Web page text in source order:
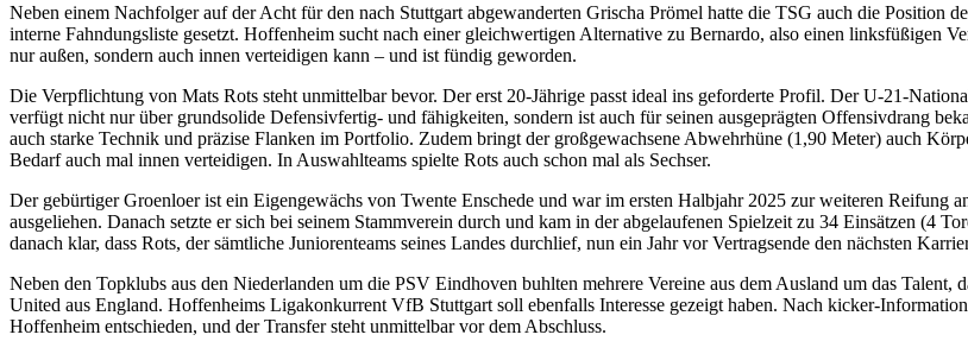
Neben einem Nachfolger auf der Acht für den nach Stuttgart abgewanderten Grischa Prömel hatte die TSG auch die Position
interne Fahndungsliste gesetzt. Hoffenheim sucht nach einer gleichwertigen Alternative zu Bernardo, also einen linksfüßigen
nur außen, sondern auch innen verteidigen kann – und ist fündig geworden.
Die Verpflichtung von Mats Rots steht unmittelbar bevor. Der erst 20-Jährige passt ideal ins geforderte Profil. Der U-21-
verfügt nicht nur über grundsolide Defensivfertig- und fähigkeiten, sondern ist auch für seinen ausgeprägten Offensivdrang
auch starke Technik und präzise Flanken im Portfolio. Zudem bringt der großgewachsene Abwehrhüne (1,90 Meter) auch
Bedarf auch mal innen verteidigen. In Auswahlteams spielte Rots auch schon mal als Sechser.
Der gebürtiger Groenloer ist ein Eigengewächs von Twente Enschede und war im ersten Halbjahr 2025 zur weiteren Reifung
ausgeliehen. Danach setzte er sich bei seinem Stammverein durch und kam in der abgelaufenen Spielzeit zu 34 Einsätzen (4
danach klar, dass Rots, der sämtliche Juniorenteams seines Landes durchlief, nun ein Jahr vor Vertragsende den nächsten
Neben den Topklubs aus den Niederlanden um die PSV Eindhoven buhlten mehrere Vereine aus dem Ausland um das Talent,
United aus England. Hoffenheims Ligakonkurrent VfB Stuttgart soll ebenfalls Interesse gezeigt haben. Nach kicker-
Hoffenheim entschieden, und der Transfer steht unmittelbar vor dem Abschluss.